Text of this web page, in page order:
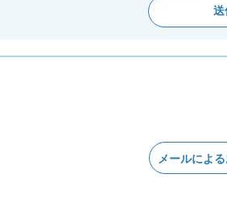
メールによ